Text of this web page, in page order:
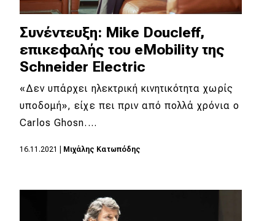
Συνέντευξη: Mike Doucleff,
επικεφαλής του eMobility της
Schneider Electric
«Δεν υπάρχει ηλεκτρική κινητικότητα χωρίς
υποδομή», είχε πει πριν από πολλά χρόνια ο
Carlos Ghosn.…
16.11.2021 Μιχάλης Κατωπόδης